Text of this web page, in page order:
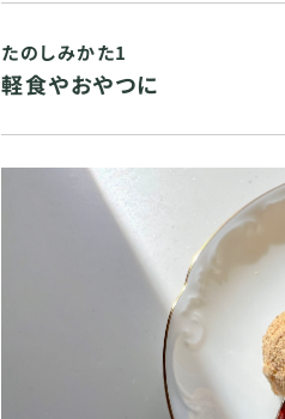
たのしみかた1
軽食やおやつに